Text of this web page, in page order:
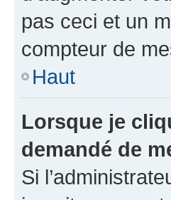
pas ceci et un
compteur de
Haut
Lorsque je
demandé de
Si